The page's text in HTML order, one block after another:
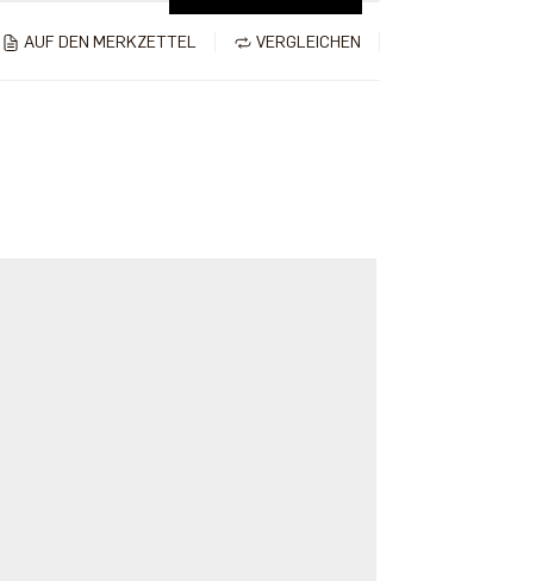
VERGLEICHEN
AUF DEN MERKZETTEL